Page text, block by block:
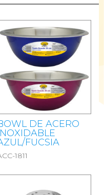
DE ACERO
FUCSIA
1811